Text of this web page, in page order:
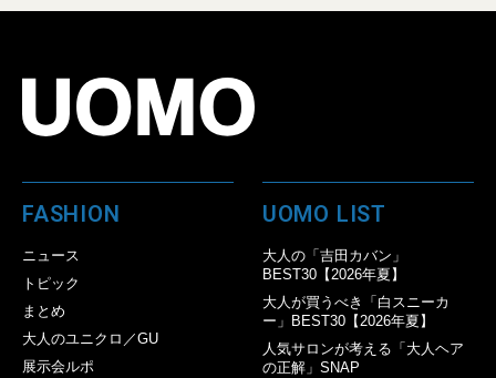
FASHION
ニュース
トピック
まとめ
大人のユニクロ／GU
展示会ルポ
UOMO LIST
大人の「吉田カバン」
BEST30【2026年夏】
大人が買うべき「白スニーカ
ー」BEST30【2026年夏】
人気サロンが考える「大人ヘア
の正解」SNAP